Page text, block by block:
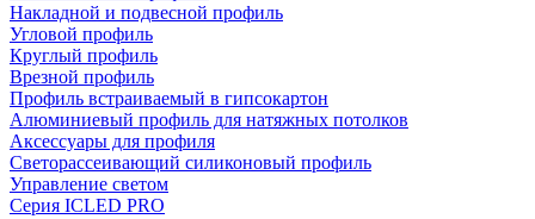
Накладной и подвесной профиль
Угловой профиль
Круглый профиль
Врезной профиль
Профиль встраиваемый в гипсокартон
Алюминиевый профиль для натяжных потолков
Аксессуары для профиля
Светорассеивающий силиконовый профиль
Управление светом
Серия ICLED PRO